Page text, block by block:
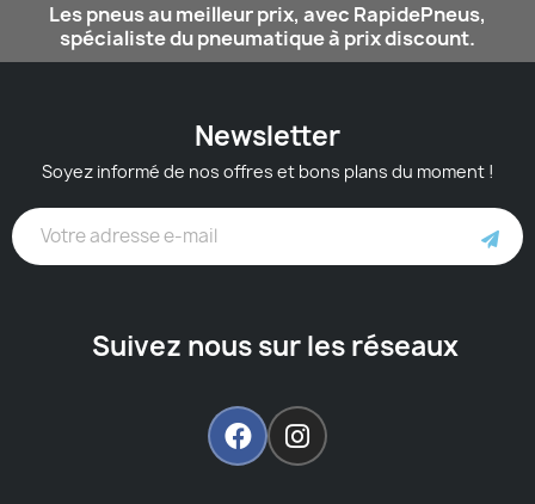
Les pneus au meilleur prix, avec RapidePneus,
spécialiste du pneumatique à prix discount.
Newsletter
Soyez informé de nos offres et bons plans du moment !
Suivez nous sur les réseaux